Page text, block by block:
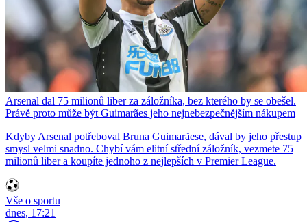
Arsenal dal 75 milionů liber za záložníka, bez kterého by se obešel.
Právě proto může být Guimarães jeho nejnebezpečnějším nákupem
Kdyby Arsenal potřeboval Bruna Guimarãese, dával by jeho přestup
smysl velmi snadno. Chybí vám elitní střední záložník, vezmete 75
milionů liber a koupíte jednoho z nejlepších v Premier League.
Vše o sportu
dnes, 17:21